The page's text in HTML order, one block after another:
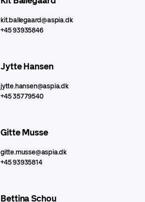
kit.ballegaard@aspia.dk
+45 93935846
Jytte Hansen
jytte.hansen@aspia.dk
+45 35779540
Gitte Musse
gitte.musse@aspia.dk
+45 93935814
Bettina Schou